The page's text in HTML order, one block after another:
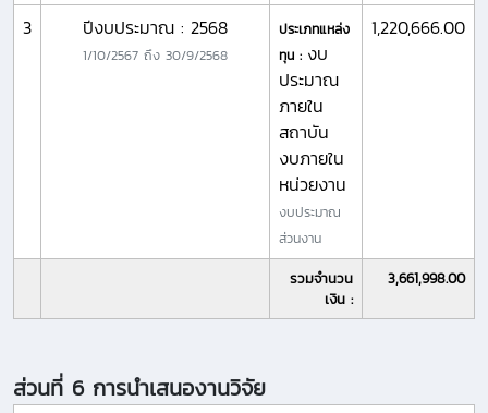
3 ปีงบประมาณ : 2568
1/10/2567 ถึง 30/9/2568
ประเภทแหล่ง
ทุน : งบ
ประมาณ
ภายใน
สถาบัน
งบภายใน
หน่วยงาน
งบประมาณ
ส่วนงาน
1,220,666.00
รวมจำนวน
เงิน :
3,661,998.00
ส่วนที่ 6 การนำเสนองานวิจัย